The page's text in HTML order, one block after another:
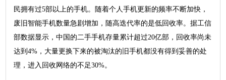
民拥有过5部以上的手机。随着个人手机更新的频率不断加快，
废旧智能手机数量急剧增加，随高迭代率的是低回收率。据工信
部数据显示，中国的二手手机存量累计超过20亿部，回收率尚未
达到4%，大量更换下来的被淘汰的旧手机都没有得到妥善的处
理，进入回收网络的不足30%。